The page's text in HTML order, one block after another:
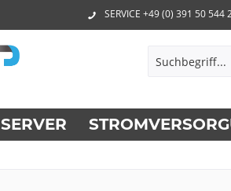
SERVICE +49 (0) 391 50 544
SERVER